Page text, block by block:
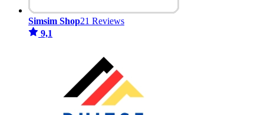
Simsim Shop21 Reviews
9,1